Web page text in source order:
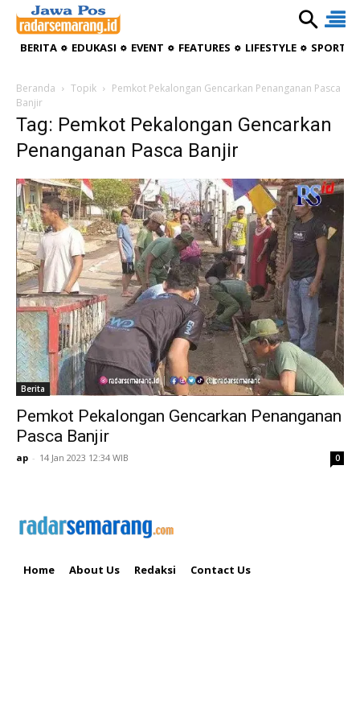
BERITA EDUKASI EVENT FEATURES LIFESTYLE
Beranda Topik
Pemkot Pekalongan Gencarkan Penanganan Pasca
Banjir
Tag: Pemkot Pekalongan Gencarkan
Penanganan Pasca Banjir
Berita
Pemkot Pekalongan Gencarkan Penanganan
Pasca Banjir
ap - 14 Jan 2023 12:34 WIB 0
Home About Us Redaksi Contact Us